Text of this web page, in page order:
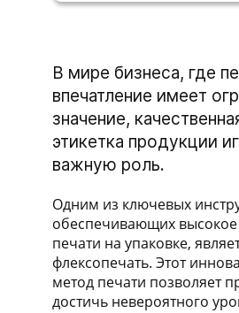
В мире бизнеса, где
впечатление имеет
значение,
этикетка продукции
важную роль.
Одним из ключевых
обеспечивающих высокое
печати на упаковке,
флексопечать. Этот
метод печати позволяет
достичь невероятного